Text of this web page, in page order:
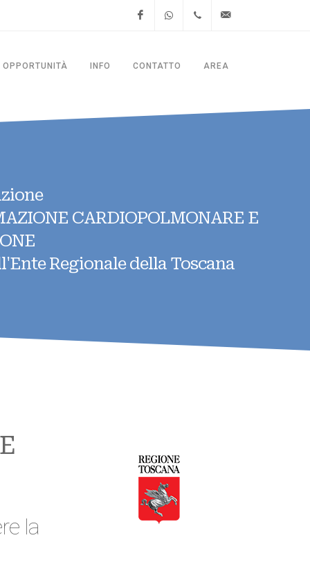
OPPORTUNITÀ INFO CONTATTO AREA
CARDIOPOLMONARE E
Regionale della Toscana
la